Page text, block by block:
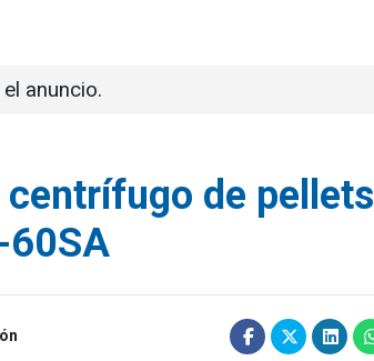
anuncio.
de pellets
60SA